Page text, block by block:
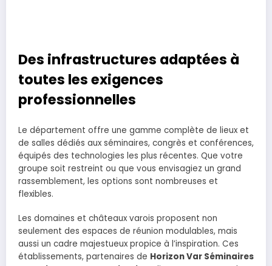
Des infrastructures adaptées à
toutes les exigences
professionnelles
Le département offre une gamme complète de lieux et
de salles dédiés aux séminaires, congrès et conférences,
équipés des technologies les plus récentes. Que votre
groupe soit restreint ou que vous envisagiez un grand
rassemblement, les options sont nombreuses et
flexibles.
Les domaines et châteaux varois proposent non
seulement des espaces de réunion modulables, mais
aussi un cadre majestueux propice à l’inspiration. Ces
établissements, partenaires de Horizon Var Séminaires